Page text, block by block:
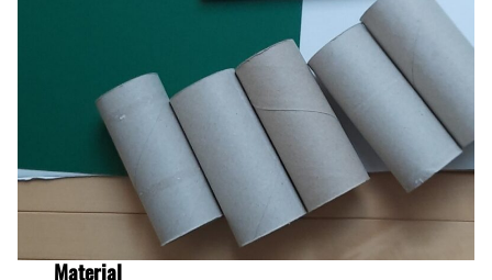
Material